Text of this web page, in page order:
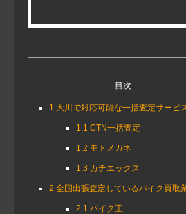
目次
1 大川で対応可能な一括査定サービ
1.1 CTN一括査定
1.2 モトメガネ
1.3 カチエックス
2 全国出張査定しているバイク買取
2.1 バイク王